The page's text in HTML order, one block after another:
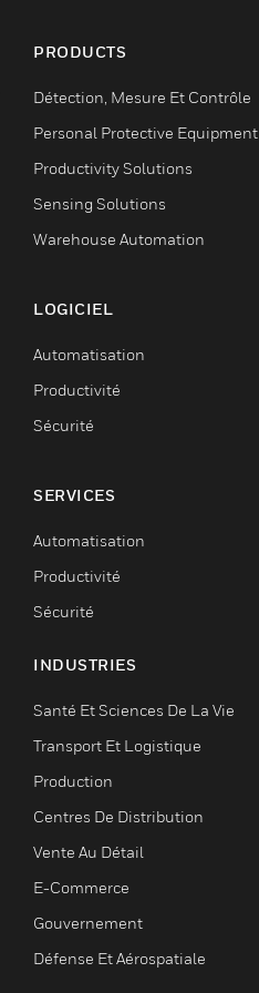
PRODUCTS
Détection, Mesure Et Contrôle
Personal Protective Equipment
Productivity Solutions
Sensing Solutions
Warehouse Automation
LOGICIEL
Automatisation
Productivité
Sécurité
SERVICES
Automatisation
Productivité
Sécurité
INDUSTRIES
Santé Et Sciences De La Vie
Transport Et Logistique
Production
Centres De Distribution
Vente Au Détail
E-Commerce
Gouvernement
Défense Et Aérospatiale